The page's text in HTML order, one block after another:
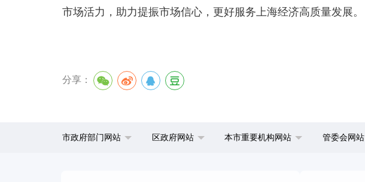
市场活力，助力提振市场信心，更好服务上海经济高质量发展。
分享：
市政府部门网站 区政府网站 本市重要机构网站 管委会网站